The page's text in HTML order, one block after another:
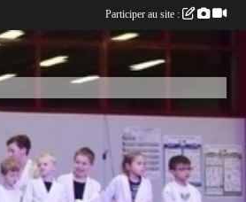
Participer au site :